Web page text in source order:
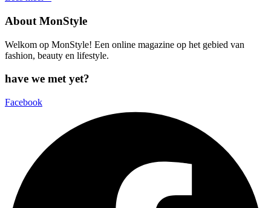
About MonStyle
Welkom op MonStyle! Een online magazine op het gebied van
fashion, beauty en lifestyle.
have we met yet?
Facebook